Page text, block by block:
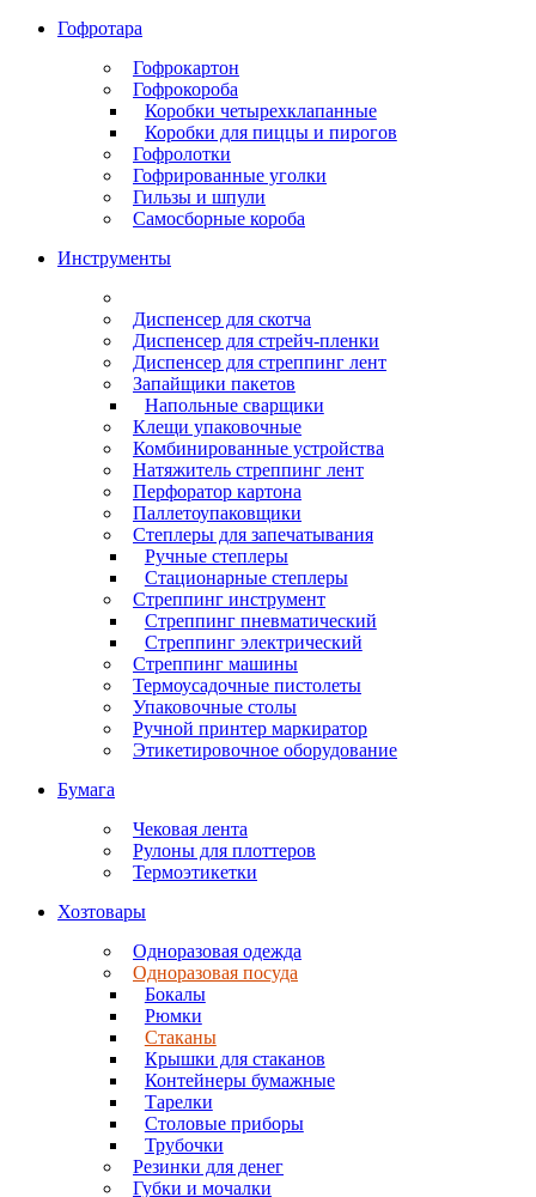
Гофротара
Гофрокартон
Гофрокороба
Коробки четырехклапанные
Коробки для пиццы и пирогов
Гофролотки
Гофрированные уголки
Гильзы и шпули
Самосборные короба
Инструменты
Диспенсер для скотча
Диспенсер для стрейч-пленки
Диспенсер для стреппинг лент
Запайщики пакетов
Напольные сварщики
Клещи упаковочные
Комбинированные устройства
Натяжитель стреппинг лент
Перфоратор картона
Паллетоупаковщики
Степлеры для запечатывания
Ручные степлеры
Стационарные степлеры
Стреппинг инструмент
Стреппинг пневматический
Стреппинг электрический
Стреппинг машины
Термоусадочные пистолеты
Упаковочные столы
Ручной принтер маркиратор
Этикетировочное оборудование
Бумага
Чековая лента
Рулоны для плоттеров
Термоэтикетки
Хозтовары
Одноразовая одежда
Одноразовая посуда
Бокалы
Рюмки
Стаканы
Крышки для стаканов
Контейнеры бумажные
Тарелки
Столовые приборы
Трубочки
Резинки для денег
Губки и мочалки